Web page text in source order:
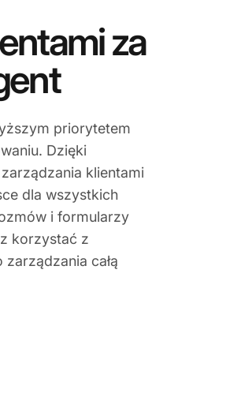
za
priorytetem
Dzięki
klientami
dla wszystkich
i formularzy
korzystać z
całą